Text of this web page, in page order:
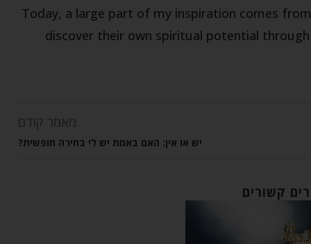
Today, a large part of my inspiration comes
discover their own spiritual potential
מאמר קודם
יש או אין: האם באמת יש לי בחירה חופשית?
קשורים